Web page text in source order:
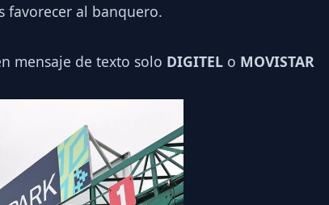
favorecer al banquero.
mensaje de texto solo DIGITEL o MOVISTAR